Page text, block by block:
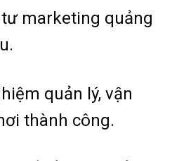
marketing quảng
quản lý, vận
thành công.